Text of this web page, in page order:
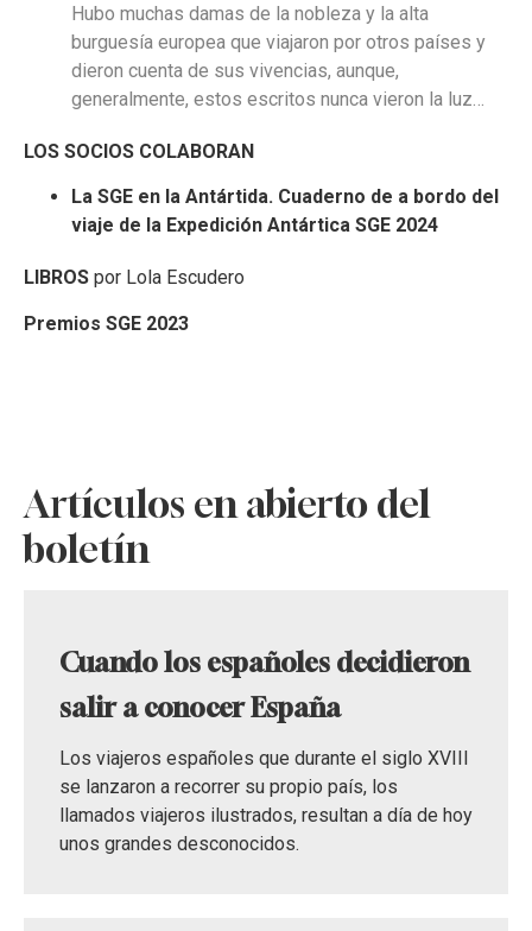
Hubo muchas damas de la nobleza y la alta
burguesía europea que viajaron por otros países y
dieron cuenta de sus vivencias, aunque,
generalmente, estos escritos nunca vieron la luz…
LOS SOCIOS COLABORAN
La SGE en la Antártida. Cuaderno de a bordo del
viaje de la Expedición Antártica SGE 2024
LIBROS por Lola Escudero
Premios SGE 2023
Artículos en abierto del
boletín
Cuando los españoles decidieron
salir a conocer España
Los viajeros españoles que durante el siglo XVIII
se lanzaron a recorrer su propio país, los
llamados viajeros ilustrados, resultan a día de hoy
unos grandes desconocidos.